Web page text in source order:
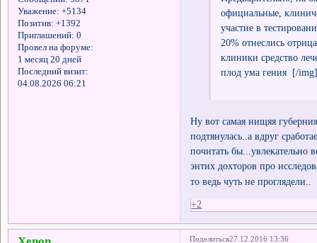
Уважение: +5134
Позитив: +1392
Приглашений: 0
Провел на форуме:
1 месяц 20 дней
Последний визит:
04.08.2026 06:21
официальные,
участие в
20% отнеслись
клиники средство
плод ума гения [/img]
Ну вот самая нищяя
подтянулась..а вдруг
почитать бы...увлекательно
энтих дохторов про
то ведь чуть не проглядели..
+2
Поделиться27.12.2016 13:36